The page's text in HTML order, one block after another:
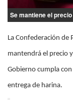
Se mantiene el
La Confederación de
mantendrá el precio
Gobierno cumpla
entrega de harina.